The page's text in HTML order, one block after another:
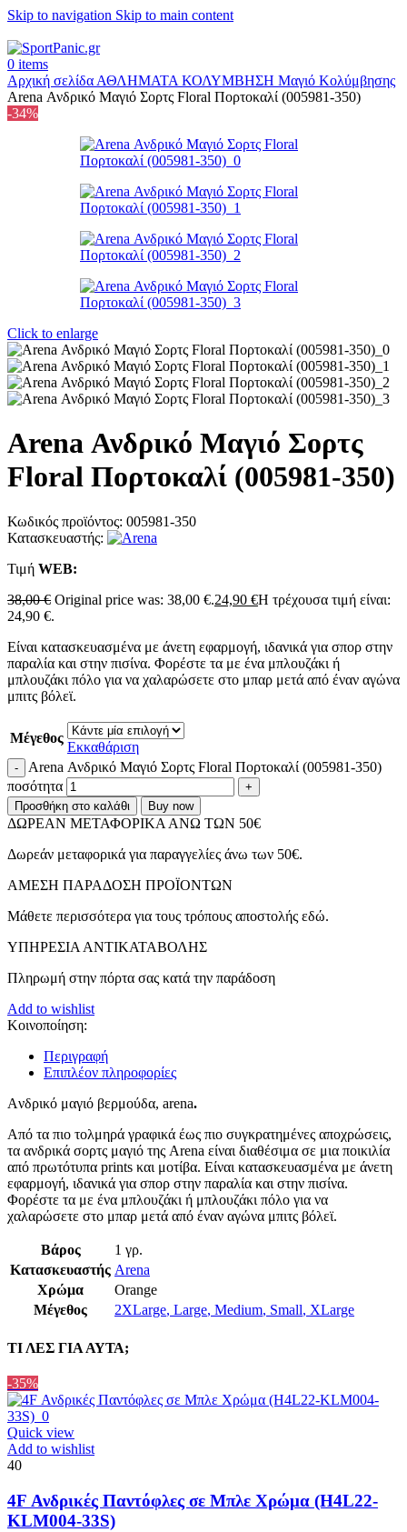
Skip to navigation Skip to main content
0 items
Αρχική σελίδα ΑΘΛΗΜΑΤΑ ΚΟΛΥΜΒΗΣΗ Mαγιό Κολύμβησης
Arena Ανδρικό Μαγιό Σορτς Floral Πορτοκαλί (005981-350)
-34%
Click to enlarge
Arena Ανδρικό Μαγιό Σορτς
Floral Πορτοκαλί (005981-350)
Κωδικός προϊόντος: 005981-350
Κατασκευαστής:
Τιμή WΕΒ:
38,00€ Original price was: 38,00 €.24,90 €Η τρέχουσα τιμή είναι:
24,90 €.
Είναι κατασκευασμένα με άνετη εφαρμογή, ιδανικά για σπορ στην
παραλία και στην πισίνα. Φορέστε τα με ένα μπλουζάκι ή
μπλουζάκι πόλο για να χαλαρώσετε στο μπαρ μετά από έναν αγώνα
μπιτς βόλεϊ.
Μέγεθος
Εκκαθάριση
Arena Ανδρικό Μαγιό Σορτς Floral Πορτοκαλί (005981-350)
ποσότητα
Προσθήκη στο καλάθι Buy now
ΔΩΡΕΑΝ ΜΕΤΑΦΟΡΙΚΑ ΑΝΩ ΤΩΝ 50€
Δωρεάν μεταφορικά για παραγγελίες άνω των 50€.
ΑMEΣΗ ΠΑΡΑΔΟΣΗ ΠΡΟΪΟΝΤΩΝ
Μάθετε περισσότερα για τους τρόπους αποστολής εδώ.
ΥΠΗΡΕΣΙΑ ΑΝΤΙΚΑΤΑΒΟΛΗΣ
Πληρωμή στην πόρτα σας κατά την παράδοση
Add to wishlist
Κοινοποίηση:
Περιγραφή
Επιπλέον πληροφορίες
Aνδρικό μαγιό βερμούδα, arena.
Από τα πιο τολμηρά γραφικά έως πιο συγκρατημένες αποχρώσεις,
τα ανδρικά σορτς μαγιό της Arena είναι διαθέσιμα σε μια ποικιλία
από πρωτότυπα prints και μοτίβα. Είναι κατασκευασμένα με άνετη
εφαρμογή, ιδανικά για σπορ στην παραλία και στην πισίνα.
Φορέστε τα με ένα μπλουζάκι ή μπλουζάκι πόλο για να
χαλαρώσετε στο μπαρ μετά από έναν αγώνα μπιτς βόλεϊ.
Βάρος
1 γρ.
Κατασκευαστής Arena
Χρώμα
Orange
Μέγεθος
2XLarge, Large, Medium, Small, XLarge
ΤΙ ΛΕΣ ΓΙΑ ΑΥΤΑ;
-35%
Quick view
Add to wishlist
40
4F Ανδρικές Παντόφλες σε Μπλε Χρώμα (H4L22-
KLM004-33S)